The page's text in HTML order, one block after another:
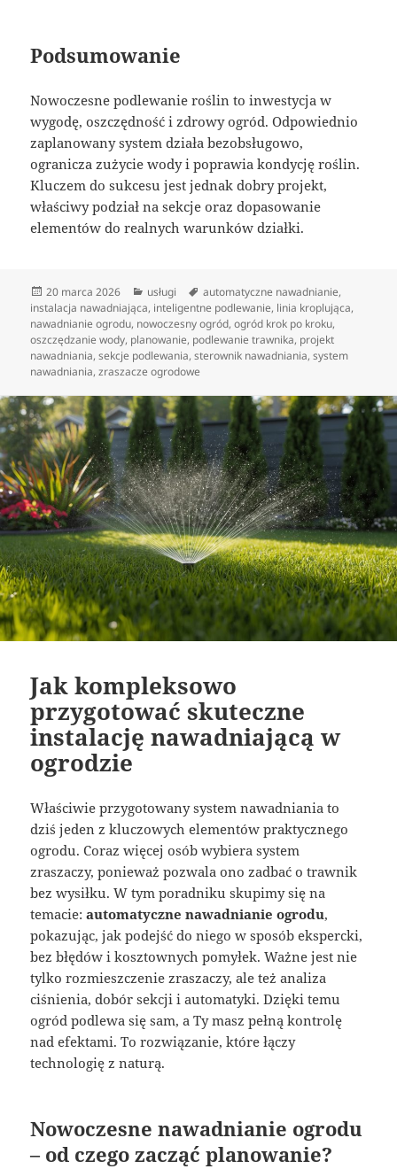
Podsumowanie
Nowoczesne podlewanie roślin to inwestycja w
wygodę, oszczędność i zdrowy ogród. Odpowiednio
zaplanowany system działa bezobsługowo,
ogranicza zużycie wody i poprawia kondycję roślin.
Kluczem do sukcesu jest jednak dobry projekt,
właściwy podział na sekcje oraz dopasowanie
elementów do realnych warunków działki.
Data
publikacji
20 marca 2026 Kategorie
usługi Tagi
automatyczne nawadnianie,
instalacja nawadniająca, inteligentne podlewanie, linia kroplująca,
nawadnianie ogrodu, nowoczesny ogród,ogród krok po kroku,
oszczędzanie wody, planowanie, podlewanie trawnika, projekt
nawadniania,sekcje podlewania,sterownik nawadniania,system
nawadniania,zraszacze ogrodowe
Jak kompleksowo
przygotować skuteczne
instalację nawadniającą w
ogrodzie
Właściwie przygotowany system nawadniania to
dziś jeden z kluczowych elementów praktycznego
ogrodu. Coraz więcej osób wybiera system
zraszaczy, ponieważ pozwala ono zadbać o trawnik
bez wysiłku. W tym poradniku skupimy się na
temacie:automatyczne nawadnianie ogrodu,
pokazując, jak podejść do niego w sposób ekspercki,
bez błędów i kosztownych pomyłek. Ważne jest nie
tylko rozmieszczenie zraszaczy, ale też analiza
ciśnienia, dobór sekcji i automatyki. Dzięki temu
ogród podlewa się sam, a Ty masz pełną kontrolę
nad efektami. To rozwiązanie, które łączy
technologię z naturą.
Nowoczesne nawadnianie ogrodu
– od czego zacząć planowanie?